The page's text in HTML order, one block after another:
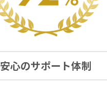
安心のサポート体制